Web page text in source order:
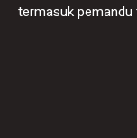
termasuk